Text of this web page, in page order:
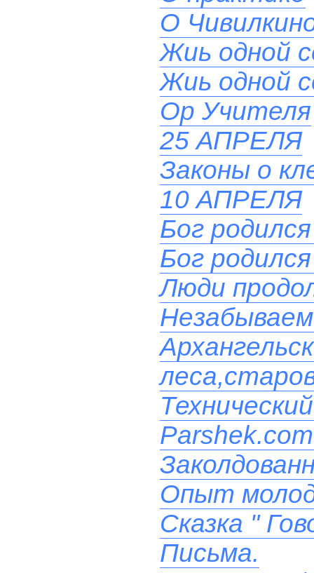
О
Жиь одной
Жиь одной
Ор Учителя
25 АПРЕЛЯ
Законы о
10 АПРЕЛЯ
Бог
Бог
Люди
Опыт
Сказка "
Письма.